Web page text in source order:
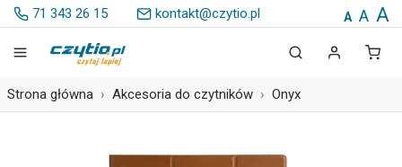
71 343 26 15 kontakt@czytio.pl A A A
Strona główna Akcesoria do czytników Onyx